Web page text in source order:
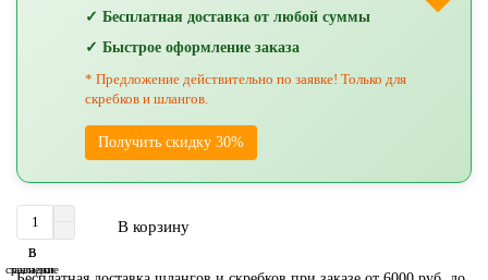
✓ Бесплатная доставка от любой суммы
✓ Быстрое оформление заказа
* Предложение действительно по заявке! Только для
скребков и шлангов.
Получить скидку 30%
В корзину
В
закладки
В
сравнение